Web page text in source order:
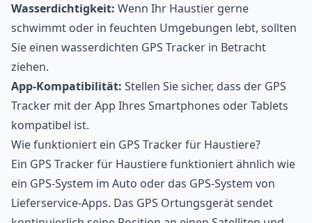
Wasserdichtigkeit: Wenn Ihr Haustier gerne
schwimmt oder in feuchten Umgebungen lebt, sollten
Sie einen wasserdichten GPS Tracker in Betracht
ziehen.
App-Kompatibilität: Stellen Sie sicher, dass der GPS
Tracker mit der App Ihres Smartphones oder Tablets
kompatibel ist.
Wie funktioniert ein GPS Tracker für Haustiere?
Ein GPS Tracker für Haustiere funktioniert ähnlich wie
ein GPS-System im Auto oder das GPS-System von
Lieferservice-Apps. Das GPS Ortungsgerät sendet